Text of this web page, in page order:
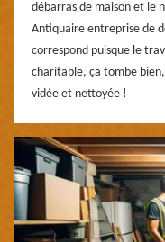
débarras de maison et le
Antiquaire entreprise de
correspond puisque le
charitable, ça tombe
vidée et nettoyée !